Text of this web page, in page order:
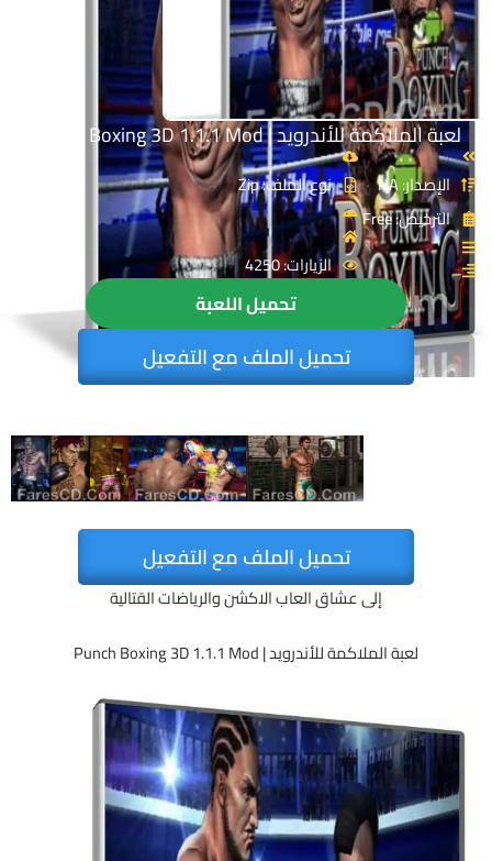
لعبة الملاكمة للأندرويد | Punch Boxing 3D 1.1.1 Mod
الإصدار: NA
الترخيص: Free
نوع الملف: Zip
الزيارات: 4250
تحميل اللعبة
تحميل الملف مع التفعيل
تحميل الملف مع التفعيل
إلى عشاق العاب الاكشن والرياضات القتالية
لعبة الملاكمة للأندرويد | Punch Boxing 3D 1.1.1 Mod